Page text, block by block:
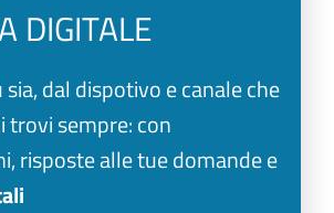
DIGITALE
dal dispotivo e canale che
trovi sempre: con
risposte alle tue domande e